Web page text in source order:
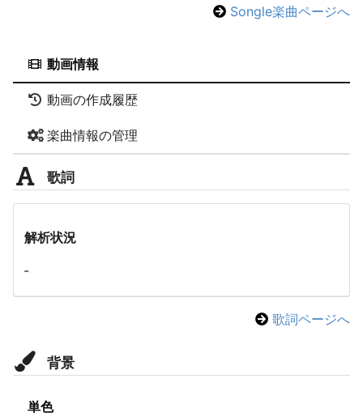
Songle楽曲ページへ
動画情報
動画の作成履歴
楽曲情報の管理
歌詞
解析状況
-
歌詞ページへ
背景
単色